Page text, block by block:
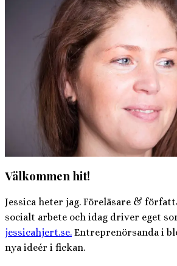
Välkommen hit!
Jessica heter jag. Föreläsare &
socialt arbete och idag driver eget
jessicahjert.se. Entreprenörsanda i
nya ideér i fickan.